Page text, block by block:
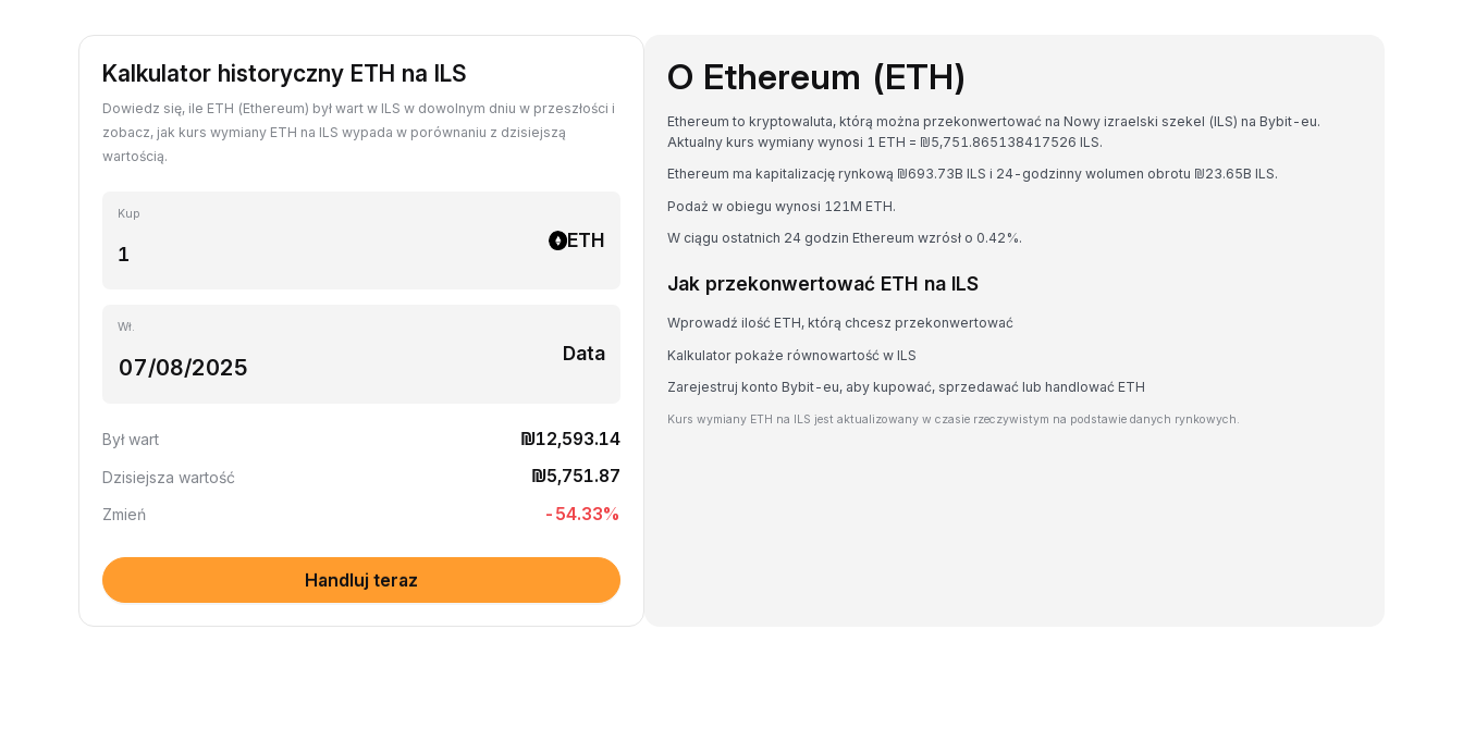
Kalkulator historyczny ETH na ILS
Dowiedz się, ile ETH (Ethereum) był wart w ILS w dowolnym dniu w przeszłości i
zobacz, jak kurs wymiany ETH na ILS wypada w porównaniu z dzisiejszą
wartością.
Kup
ETH
Wł.
Data
Był wart ₪12,593.14
Dzisiejsza wartość ₪5,751.87
Zmień -54.33%
Handluj teraz
O Ethereum (ETH)
Ethereum to kryptowaluta, którą można przekonwertować na Nowy izraelski szekel (ILS) na Bybit-eu.
Aktualny kurs wymiany wynosi 1 ETH = ₪5,751.865138417526 ILS.
Ethereum ma kapitalizację rynkową ₪693.73B ILS i 24-godzinny wolumen obrotu ₪23.65B ILS.
Podaż w obiegu wynosi 121M ETH.
W ciągu ostatnich 24 godzin Ethereum wzrósł o 0.42%.
Jak przekonwertować ETH na ILS
Wprowadź ilość ETH, którą chcesz przekonwertować
Kalkulator pokaże równowartość w ILS
Zarejestruj konto Bybit-eu, aby kupować, sprzedawać lub handlować ETH
Kurs wymiany ETH na ILS jest aktualizowany w czasie rzeczywistym na podstawie danych rynkowych.